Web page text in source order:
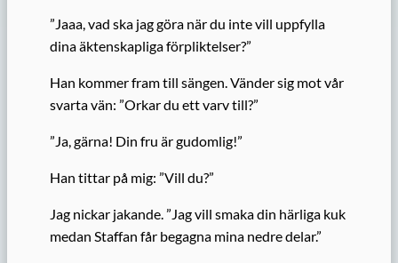
”Jaaa, vad ska jag göra när du inte vill uppfylla
dina äktenskapliga förpliktelser?”
Han kommer fram till sängen. Vänder sig mot vår
svarta vän: ”Orkar du ett varv till?”
”Ja, gärna! Din fru är gudomlig!”
Han tittar på mig: ”Vill du?”
Jag nickar jakande. ”Jag vill smaka din härliga kuk
medan Staffan får begagna mina nedre delar.”